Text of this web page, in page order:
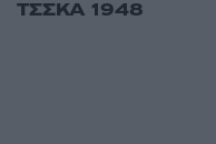
ΤΣΣΚΑ 1948